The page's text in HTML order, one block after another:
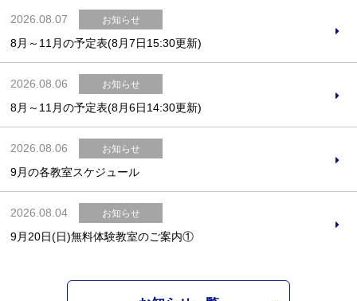
2026.08.07 お知らせ
8月～11月の予定表(8月7日15:30更新)
2026.08.06 お知らせ
8月～11月の予定表(8月6日14:30更新)
2026.08.06 お知らせ
9月の各教室スケジュール
2026.08.04 お知らせ
9月20日(日)無料体験教室のご案内①